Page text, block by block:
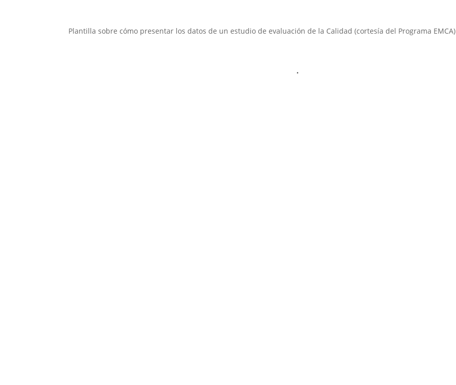
Plantilla sobre cómo presentar los datos de un estudio de evaluación de la Calidad (cortesía del Programa EMCA)